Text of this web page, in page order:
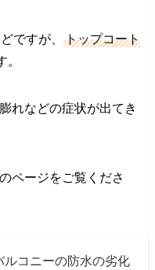
ですが、
トップコート
。
れなどの症状が出てき
ページをご覧くださ
ルコニーの防水の劣化